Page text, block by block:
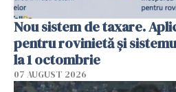
Nou sistem de taxare.
pentru rovinietă şi
la 1 octombrie
07 AUGUST 2026